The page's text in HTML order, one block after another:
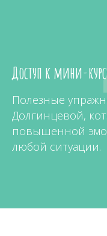
Доступ к мини-
Полезные
Долгинцевой,
повышенной
любой ситуации.